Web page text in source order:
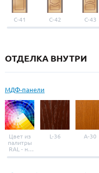
С-41 С-42 С-43
ОТДЕЛКА ВНУТРИ
МДФ-панели
Цвет из
палитры
RAL - на
выбор
L-36 A-30